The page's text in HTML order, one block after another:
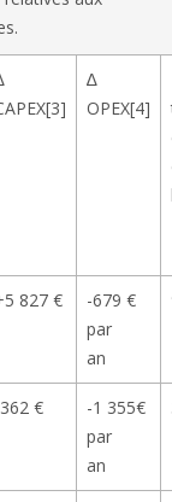
∆
OPEX[4]
827 €
-679 €
par
an
€
-1 355€
par
an